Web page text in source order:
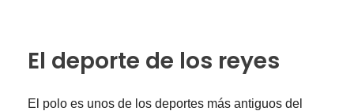
El deporte de los reyes
El polo es unos de los deportes más antiguos del